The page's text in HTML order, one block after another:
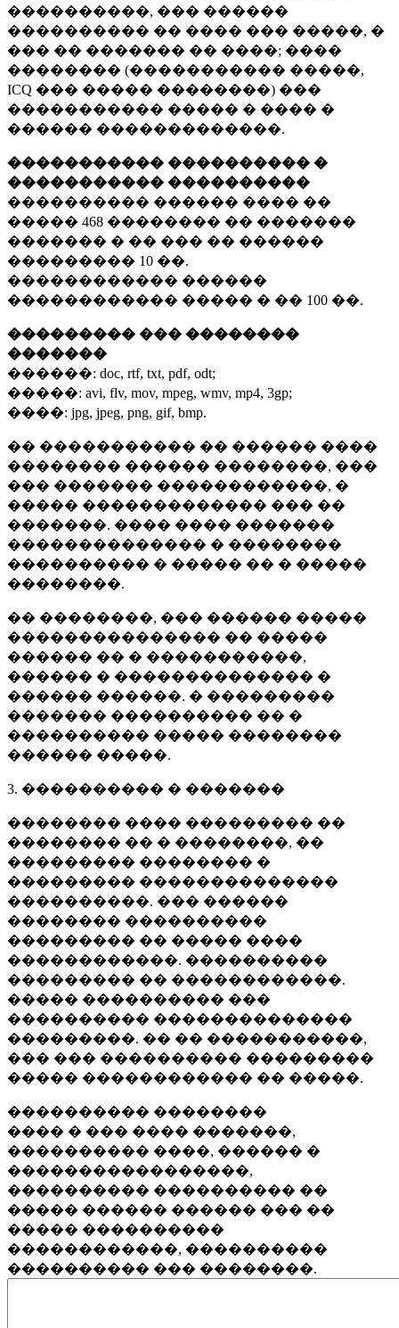
����������, ��� ������
���������� �� ���� ��� �����, �
��� �� ������� �� ����; ����
�������� (����������� �����,
ICQ ��� ����� ��������) ���
����������� ����� � ���� �
������ �������������.
����������� ���������� �
����������� ����������
���������� ������ ���� ��
����� 468 �������� �� �������
������� � �� ��� �� ������
��������� 10 ��.
������������ ������
������������ ����� � �� 100 ��.
��������� ��� ��������
�������
������: doc, rtf, txt, pdf, odt;
�����: avi, flv, mov, mpeg, wmv, mp4, 3gp;
����: jpg, jpeg, png, gif, bmp.
�� ����������� �� ������ ����
�������� ������ ��������, ���
��� ������� ������������, �
����� ������������� ��� ��
�������. ���� ���� �������
�������������� � ��������
���������� � ����� �� � �����
��������.
�� ��������, ��� ������ �����
��������������� �� �����
������ �� � �����������,
������ � �������������� �
������ ������. � ���������
������� ���������� �� �
���������� ����� ��������
������ �����.
3. ���������� � �������
�������� ���� ��������� ��
�������� �� � ��������, ��
��������� �������� �
��������� ��������������
����������. ��� ������
�������� ����������
��������� �� ����� ����
������������. ����������
��������� �� ������������.
����� ���������� ���
���������� ��������������
���������. �� �� �����������,
��� ��� ���������� ���������
����� ������������ �� �����.
���������� ��������
���� � ��� ���� �������,
���������� ����, ������ �
�����������������,
���������� ���������� ��
����� ������ ������ ��� ��
����� ����������
������������, ����������
���������� ��� ��������.